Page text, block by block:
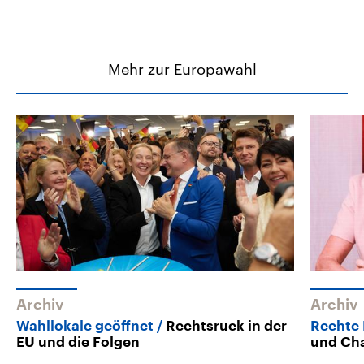
Mehr zur Europawahl
Archiv
Wahllokale geöffnet
Rechtsruck in der
EU und die Folgen
Archiv
Rechte
und